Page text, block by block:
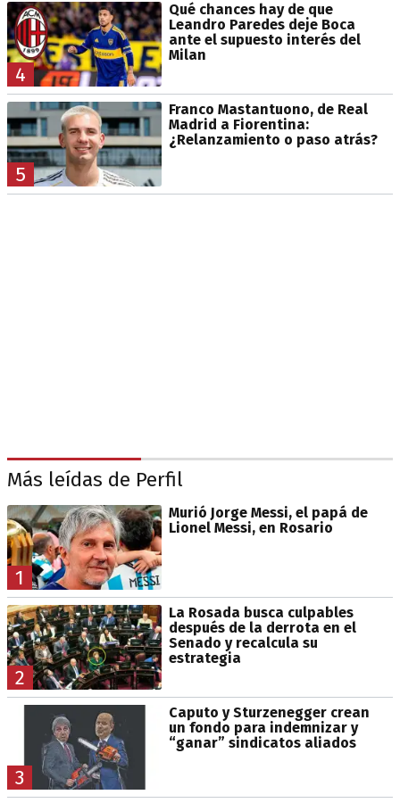
4
Qué chances hay de que
Leandro Paredes deje Boca
ante el supuesto interés del
Milan
5
Franco Mastantuono, de Real
Madrid a Fiorentina:
¿Relanzamiento o paso atrás?
Más leídas de Perfil
1
Murió Jorge Messi, el papá de
Lionel Messi, en Rosario
2
La Rosada busca culpables
después de la derrota en el
Senado y recalcula su
estrategia
3
Caputo y Sturzenegger crean
un fondo para indemnizar y
“ganar” sindicatos aliados